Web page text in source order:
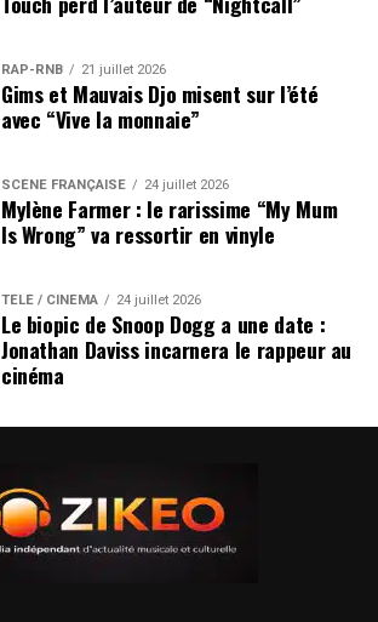
RAP-RNB 21 juillet 2026
Gims et Mauvais Djo misent sur l’été
avec “Vive la monnaie”
SCÈNE FRANÇAISE 24 juillet 2026
Mylène Farmer : le rarissime “My Mum
Is Wrong” va ressortir en vinyle
TÉLÉ / CINÉMA 24 juillet 2026
Le biopic de Snoop Dogg a une date :
Jonathan Daviss incarnera le rappeur au
cinéma